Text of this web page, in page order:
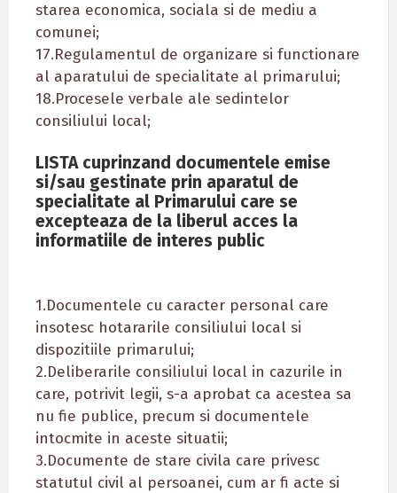
starea economica, sociala si de mediu a
comunei;
17.Regulamentul de organizare si functionare
al aparatului de specialitate al primarului;
18.Procesele verbale ale sedintelor
consiliului local;
LISTA cuprinzand documentele emise
si/sau gestinate prin aparatul de
specialitate al Primarului care se
excepteaza de la liberul acces la
informatiile de interes public
1.Documentele cu caracter personal care
insotesc hotararile consiliului local si
dispozitiile primarului;
2.Deliberarile consiliului local in cazurile in
care, potrivit legii, s-a aprobat ca acestea sa
nu fie publice, precum si documentele
intocmite in aceste situatii;
3.Documente de stare civila care privesc
statutul civil al persoanei, cum ar fi acte si